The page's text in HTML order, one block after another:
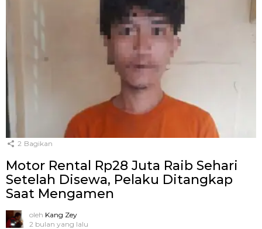
2 Bagikan
Motor Rental Rp28 Juta Raib Sehari
Setelah Disewa, Pelaku Ditangkap
Saat Mengamen
oleh Kang Zey
2 bulan yang lalu